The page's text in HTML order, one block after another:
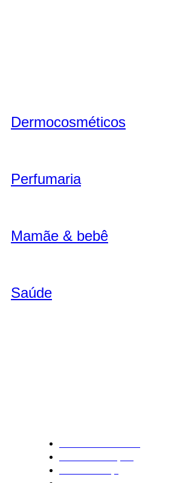
Dermocosméticos
Perfumaria
Mamãe & bebê
Saúde